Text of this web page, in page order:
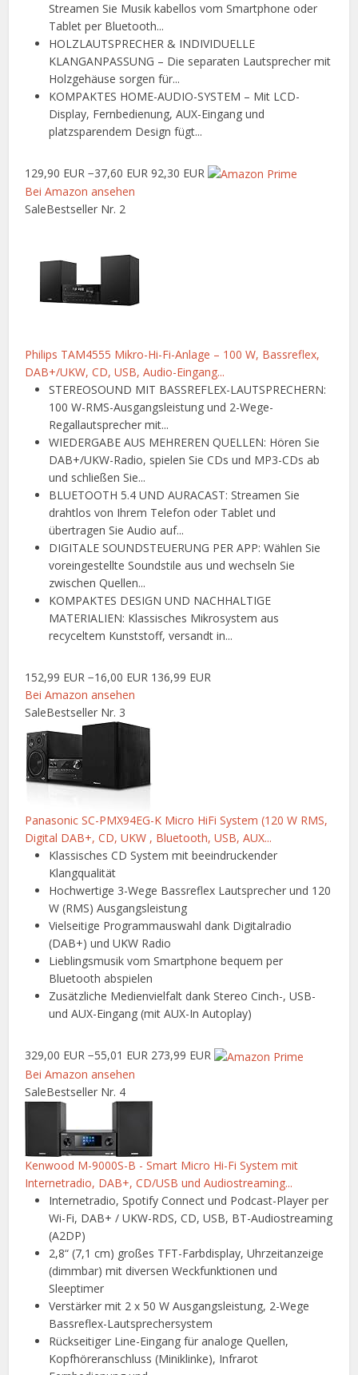
Streamen Sie Musik kabellos vom Smartphone oder
Tablet per Bluetooth...
HOLZLAUTSPRECHER & INDIVIDUELLE
KLANGANPASSUNG – Die separaten Lautsprecher mit
Holzgehäuse sorgen für...
KOMPAKTES HOME-AUDIO-SYSTEM – Mit LCD-
Display, Fernbedienung, AUX-Eingang und
platzsparendem Design fügt...
129,90 EUR −37,60 EUR 92,30 EUR
Bei Amazon ansehen
SaleBestseller Nr. 2
Philips TAM4555 Mikro-Hi-Fi-Anlage – 100 W, Bassreflex,
DAB+/UKW, CD, USB, Audio-Eingang...
STEREOSOUND MIT BASSREFLEX-LAUTSPRECHERN:
100 W-RMS-Ausgangsleistung und 2-Wege-
Regallautsprecher mit...
WIEDERGABE AUS MEHREREN QUELLEN: Hören Sie
DAB+/UKW-Radio, spielen Sie CDs und MP3-CDs ab
und schließen Sie...
BLUETOOTH 5.4 UND AURACAST: Streamen Sie
drahtlos von Ihrem Telefon oder Tablet und
übertragen Sie Audio auf...
DIGITALE SOUNDSTEUERUNG PER APP: Wählen Sie
voreingestellte Soundstile aus und wechseln Sie
zwischen Quellen...
KOMPAKTES DESIGN UND NACHHALTIGE
MATERIALIEN: Klassisches Mikrosystem aus
recyceltem Kunststoff, versandt in...
152,99 EUR −16,00 EUR 136,99 EUR
Bei Amazon ansehen
SaleBestseller Nr. 3
Panasonic SC-PMX94EG-K Micro HiFi System (120 W RMS,
Digital DAB+, CD, UKW , Bluetooth, USB, AUX...
Klassisches CD System mit beeindruckender
Klangqualität
Hochwertige 3-Wege Bassreflex Lautsprecher und 120
W (RMS) Ausgangsleistung
Vielseitige Programmauswahl dank Digitalradio
(DAB+) und UKW Radio
Lieblingsmusik vom Smartphone bequem per
Bluetooth abspielen
Zusätzliche Medienvielfalt dank Stereo Cinch-, USB-
und AUX-Eingang (mit AUX-In Autoplay)
329,00 EUR −55,01 EUR 273,99 EUR
Bei Amazon ansehen
SaleBestseller Nr. 4
Kenwood M-9000S-B - Smart Micro Hi-Fi System mit
Internetradio, DAB+, CD/USB und Audiostreaming...
Internetradio, Spotify Connect und Podcast-Player per
Wi-Fi, DAB+ / UKW-RDS, CD, USB, BT-Audiostreaming
(A2DP)
2,8“ (7,1 cm) großes TFT-Farbdisplay, Uhrzeitanzeige
(dimmbar) mit diversen Weckfunktionen und
Sleeptimer
Verstärker mit 2 x 50 W Ausgangsleistung, 2-Wege
Bassreflex-Lautsprechersystem
Rückseitiger Line-Eingang für analoge Quellen,
Kopfhöreranschluss (Miniklinke), Infrarot